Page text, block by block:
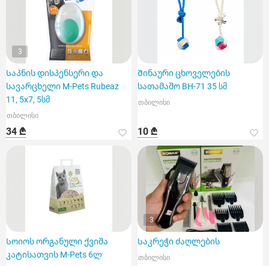
3
Საპნის დისპენსერი და
სავარცხელი M-Pets Rubeaz
11, 5x7, 5სმ
თბილისი
34 ₾
Შინაური ცხოველების
სათამაშო BH-71 35 სმ
თბილისი
10 ₾
Სოიოს ორგანული ქვიშა
კატისათვის M-Pets 6ლ
3
Საკრეჭი ძაღლების
თბილისი